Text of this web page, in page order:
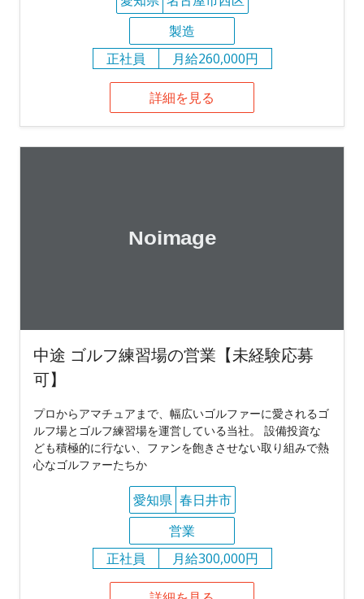
製造
正社員
月給260,000円
詳細を見る
中途 ゴルフ練習場の営業【未経験応募
可】
プロからアマチュアまで、幅広いゴルファーに愛されるゴ
ルフ場とゴルフ練習場を運営している当社。 設備投資な
ども積極的に行ない、ファンを飽きさせない取り組みで熱
心なゴルファーたちか
愛知県 春日井市
営業
正社員
月給300,000円